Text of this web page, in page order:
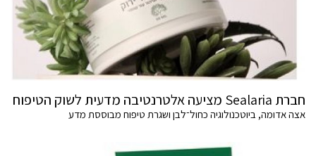
חברת Sealaria מציעה אלטרנטיבה מדעית לשוק הטיפוח
אצה אדומה, ביוטכנולוגיה כחול־לבן ושגרת טיפוח מבוססת מדע